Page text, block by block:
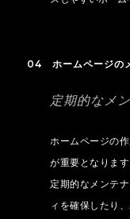
04 ホームページの
定期的なメ
ホームページの
が重要となりま
定期的なメンテ
ィを確保したり